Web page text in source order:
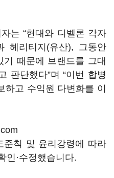
는 “현대와 디벨론 각자
헤리티지(유산), 그동안
때문에 브랜드를 그대
판단했다”며 “이번 합병
고 수익원 다변화를 이
준칙 및 윤리강령에 따라
인·수정했습니다.